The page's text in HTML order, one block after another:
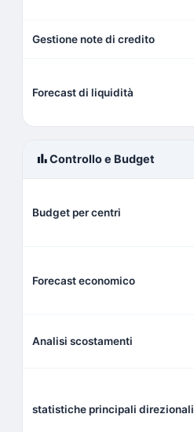
Gestione note di credito
Forecast di liquidità
bar_chartControllo e Budget
Budget per centri
Forecast economico
Analisi scostamenti
statistiche principali direzionali